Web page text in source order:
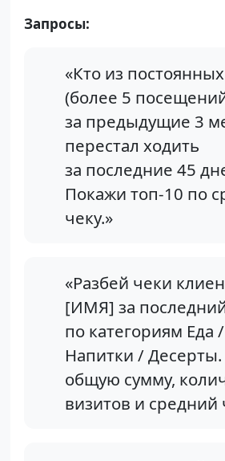
Запросы:
«Кто из
(более 5
за предыдущие 3
перестал ходить
за последние 45
Покажи топ-10 по
чеку.»
«Разбей чеки
[ИМЯ] за
по категориям Еда /
Напитки /
общую сумму,
визитов и средний